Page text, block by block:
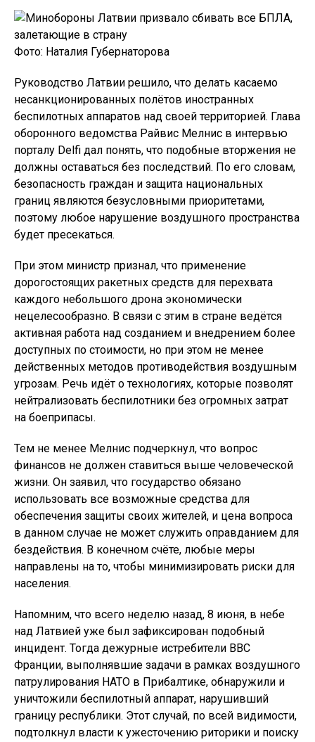
Фото: Наталия Губернаторова
Руководство Латвии решило, что делать касаемо
несанкционированных полётов иностранных
беспилотных аппаратов над своей территорией. Глава
оборонного ведомства Райвис Мелнис в интервью
порталу Delfi дал понять, что подобные вторжения не
должны оставаться без последствий. По его словам,
безопасность граждан и защита национальных
границ являются безусловными приоритетами,
поэтому любое нарушение воздушного пространства
будет пресекаться.
При этом министр признал, что применение
дорогостоящих ракетных средств для перехвата
каждого небольшого дрона экономически
нецелесообразно. В связи с этим в стране ведётся
активная работа над созданием и внедрением более
доступных по стоимости, но при этом не менее
действенных методов противодействия воздушным
угрозам. Речь идёт о технологиях, которые позволят
нейтрализовать беспилотники без огромных затрат
на боеприпасы.
Тем не менее Мелнис подчеркнул, что вопрос
финансов не должен ставиться выше человеческой
жизни. Он заявил, что государство обязано
использовать все возможные средства для
обеспечения защиты своих жителей, и цена вопроса
в данном случае не может служить оправданием для
бездействия. В конечном счёте, любые меры
направлены на то, чтобы минимизировать риски для
населения.
Напомним, что всего неделю назад, 8 июня, в небе
над Латвией уже был зафиксирован подобный
инцидент. Тогда дежурные истребители ВВС
Франции, выполнявшие задачи в рамках воздушного
патрулирования НАТО в Прибалтике, обнаружили и
уничтожили беспилотный аппарат, нарушивший
границу республики. Этот случай, по всей видимости,
подтолкнул власти к ужесточению риторики и поиску